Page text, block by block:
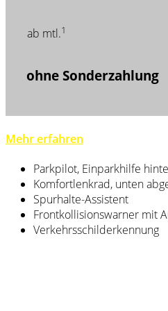
ab mtl.1
ohne Sonderzahlung
Mehr erfahren
Parkpilot, Einparkhilfe
Komfortlenkrad, unten
Spurhalte-Assistent
Frontkollisionswarner mit
Verkehrsschilderkennung